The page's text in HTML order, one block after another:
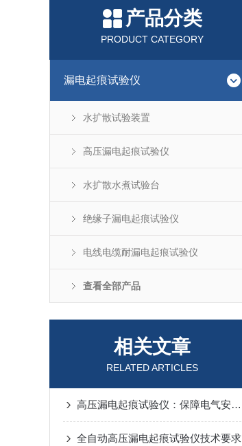
产品分类
PRODUCT CATEGORY
漏电起痕试验仪
水扩散试验装置
高压漏电起痕试验仪
水扩散水煮试验台
绝缘子漏电起痕试验仪
电线电缆耐漏电起痕试验仪
查看全部产品
相关文章
RELATED ARTICLES
高压漏电起痕试验仪：保障电气安全的关键设备
全自动高压漏电起痕试验仪技术要求